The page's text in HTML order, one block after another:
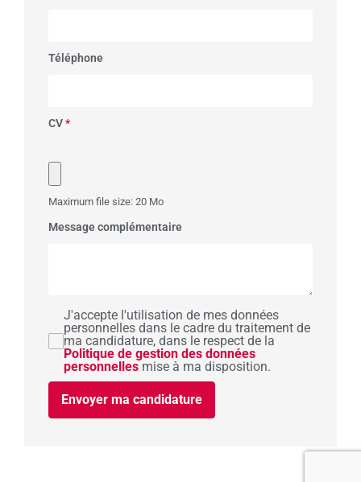
Téléphone
CV*
Maximum file size: 20 Mo
Message complémentaire
J'accepte l'utilisation de mes données
personnelles dans le cadre du traitement de
ma candidature, dans le respect de la
Politique de gestion des données
personnelles mise à ma disposition.
Envoyer ma candidature